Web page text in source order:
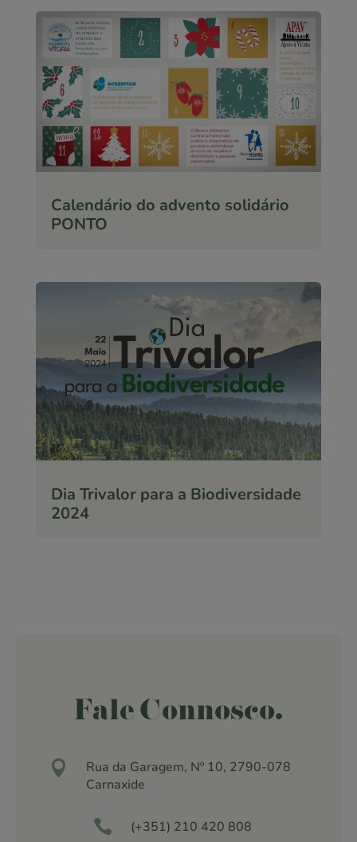
Calendário do advento solidário
PONTO
Dia Trivalor para a Biodiversidade
2024
Fale Connosco.

Rua da Garagem, Nº 10, 2790-078
Carnaxide
 (+351) 210 420 808